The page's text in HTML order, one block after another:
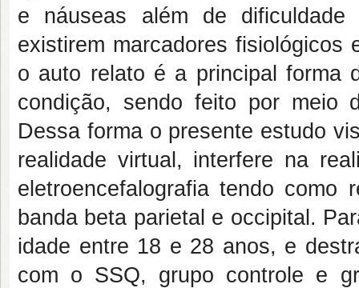
e náuseas além de
existirem marcadores
o auto relato é a principal forma
condição, sendo feito por meio
Dessa forma o presente estudo
realidade virtual, interfere na
eletroencefalografia tendo como
banda beta parietal e occipital.
idade entre 18 e 28 anos, e
com o SSQ, grupo controle e